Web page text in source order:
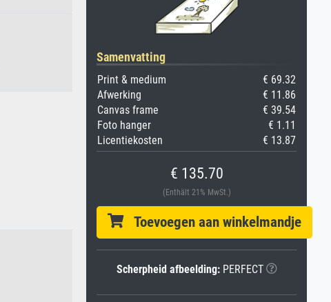
Samenvatting
Print & medium
€ 69.32
Afwerking
€ 11.86
Canvas frame
€ 39.54
Foto hanger
€ 1.11
Licentiekosten
€ 13.87
€ 135.70
(Enthält 21% MwSt.)
Toevoegen aan winkelmandje
Scherpheid afbeelding:PERFECT